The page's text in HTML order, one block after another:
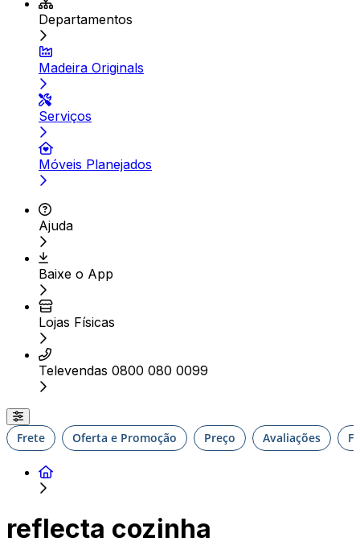
Departamentos
Madeira Originals
Serviços
Móveis Planejados
Ajuda
Baixe o App
Lojas Físicas
Televendas 0800 080 0099
Frete Oferta e Promoção Preço Avaliações
reflecta cozinha